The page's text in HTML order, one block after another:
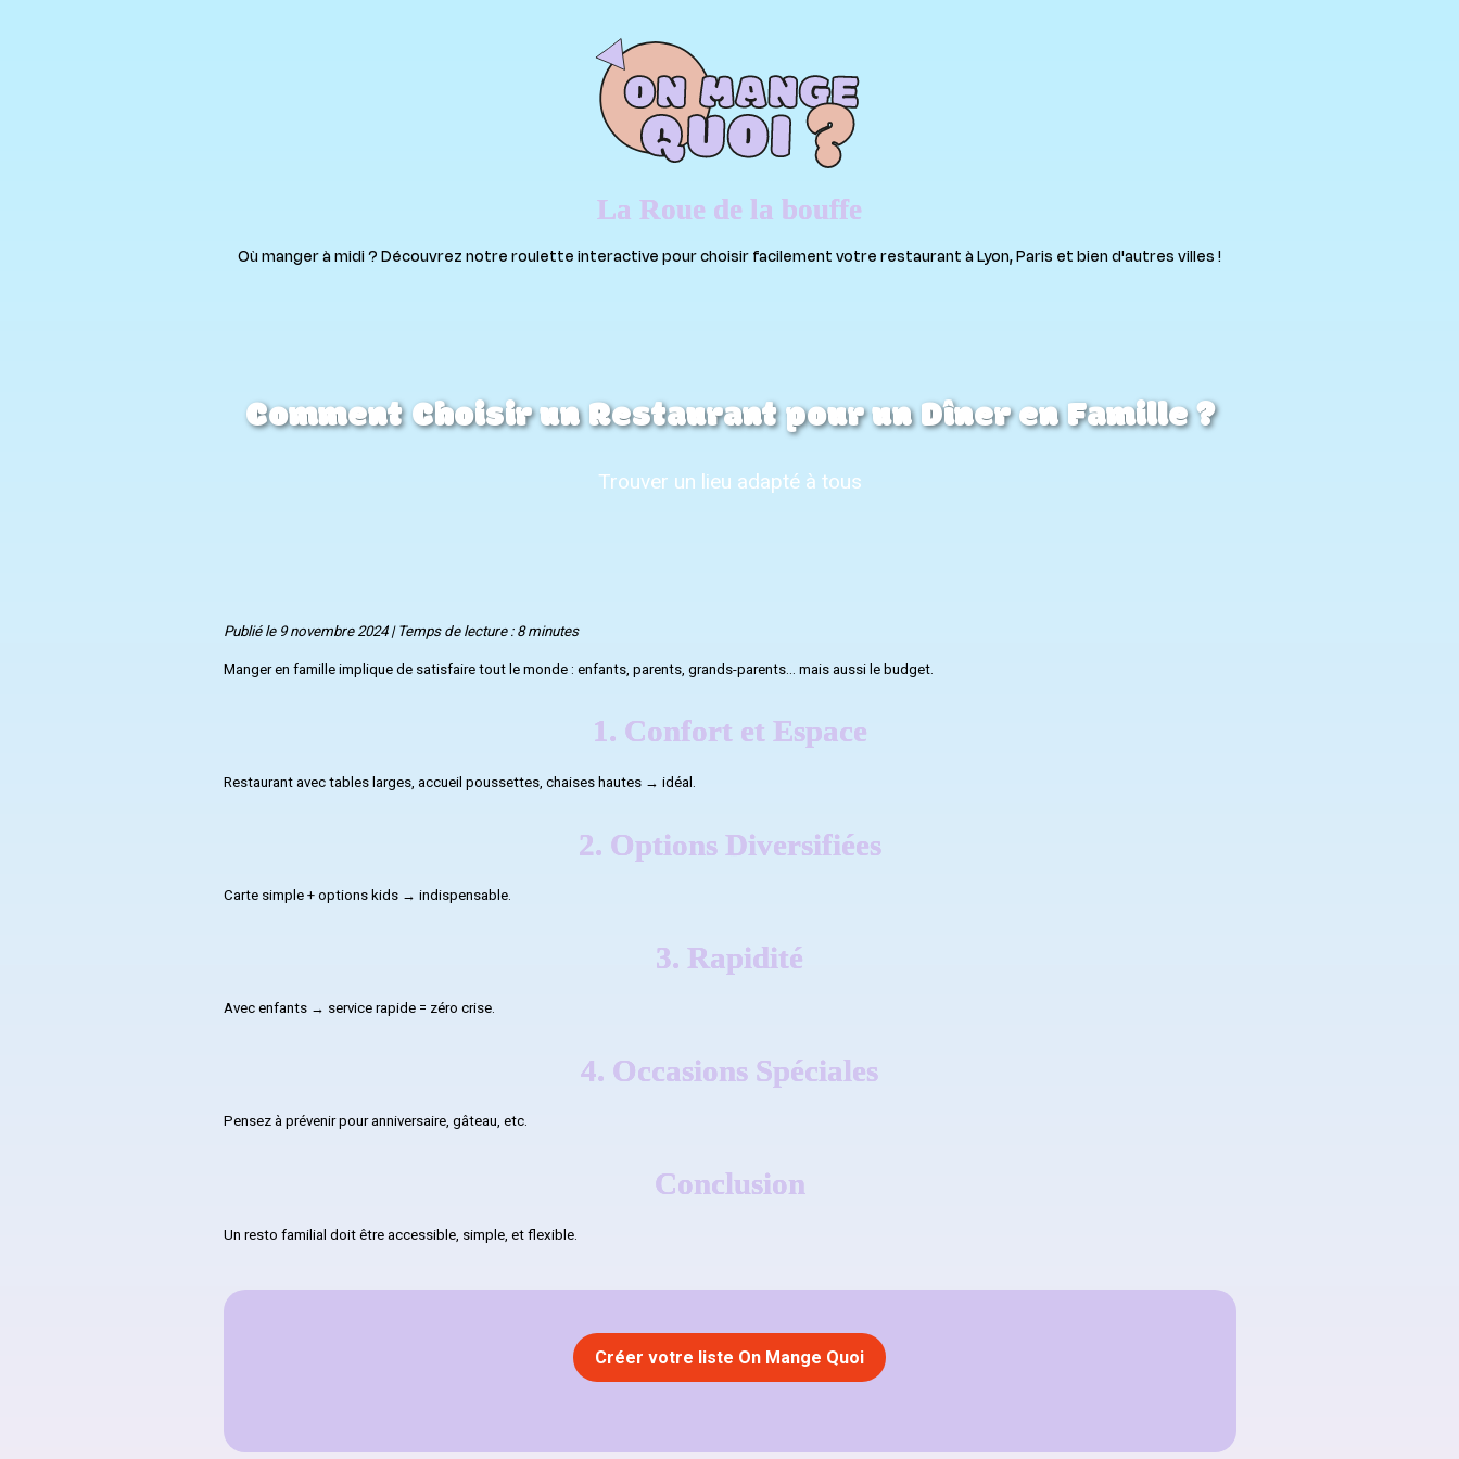
La Roue de la bouffe
Où manger à midi ? Découvrez notre roulette interactive pour choisir facilement votre restaurant à Lyon, Paris et bien d'autres villes !
Comment Choisir un Restaurant pour un Dîner en Famille ?
Trouver un lieu adapté à tous
Publié le 9 novembre 2024 | Temps de lecture : 8 minutes
Manger en famille implique de satisfaire tout le monde : enfants, parents, grands-parents… mais aussi le budget.
1. Confort et Espace
Restaurant avec tables larges, accueil poussettes, chaises hautes → idéal.
2. Options Diversifiées
Carte simple + options kids → indispensable.
3. Rapidité
Avec enfants → service rapide = zéro crise.
4. Occasions Spéciales
Pensez à prévenir pour anniversaire, gâteau, etc.
Conclusion
Un resto familial doit être accessible, simple, et flexible.
Créer votre liste On Mange Quoi